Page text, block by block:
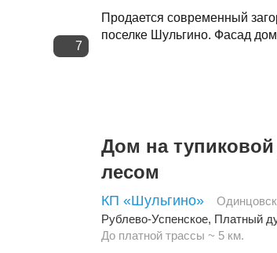
7
Продается современный
поселке Шульгино. Фасад
Дом на
лесом
КП «Шульгино»
Рублево-Успенское, Платный
До платной трассы ~ 5 км.